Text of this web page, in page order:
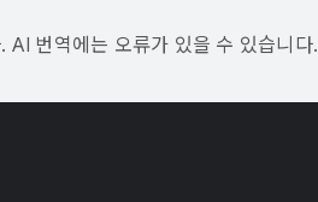
번역에는 오류가 있을 수 있습니다.